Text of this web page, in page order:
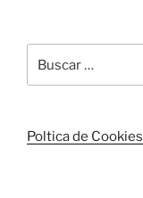
por:
Poltica de Cookies